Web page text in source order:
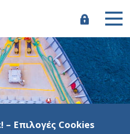
Banking
Επιλογές Cookies